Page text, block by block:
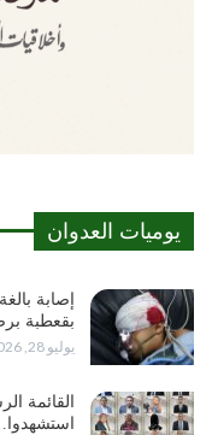
يوميات العدوان
إصابة
بقعطبة
يوليو 28, 2026
القائمة